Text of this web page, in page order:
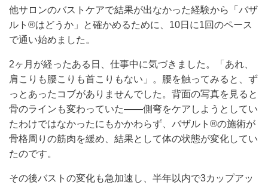
他サロンのバストケアで結果が出なかった経験から「バザ
ルト®はどうか」と確かめるために、10日に1回のペース
で通い始めました。
2ヶ月が経ったある日、仕事中に気づきました。「あれ、
肩こりも腰こりも首こりもない」。腰を触ってみると、ず
っとあったコブがありませんでした。背面の写真を見ると
骨のラインも変わっていた——側弯をケアしようとしてい
たわけではなかったにもかかわらず、バザルト®の施術が
骨格周りの筋肉を緩め、結果として体の状態が変化してい
たのです。
その後バストの変化も急加速し、半年以内で3カップアッ